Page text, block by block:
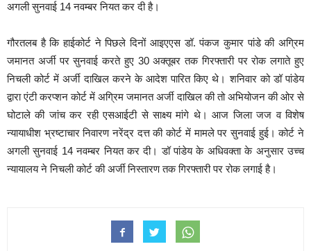
अगली सुनवाई 14 नवम्बर नियत कर दी है।
गौरतलब है कि हाईकोर्ट ने पिछले दिनों आइएएस डॉ. पंकज कुमार पांडे की अग्रिम
जमानत अर्जी पर सुनवाई करते हुए 30 अक्तूबर तक गिरफ्तारी पर रोक लगाते हुए
निचली कोर्ट में अर्जी दाखिल करने के आदेश पारित किए थे। शनिवार को डॉ पांडेय
द्वारा एंटी करप्शन कोर्ट में अग्रिम जमानत अर्जी दाखिल की तो अभियोजन की ओर से
घोटाले की जांच कर रही एसआईटी से साक्ष्य मांगे थे। आज जिला जज व विशेष
न्यायाधीश भ्रष्टाचार निवारण नरेंद्र दत्त की कोर्ट में मामले पर सुनवाई हुई। कोर्ट ने
अगली सुनवाई 14 नवम्बर नियत कर दी। डॉ पांडेय के अधिवक्ता के अनुसार उच्च
न्यायालय ने निचली कोर्ट की अर्जी निस्तारण तक गिरफ्तारी पर रोक लगाई है।